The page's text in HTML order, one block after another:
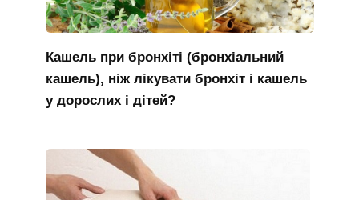
Кашель при бронхіті (бронхіальний
кашель), ніж лікувати бронхіт і кашель
у дорослих і дітей?